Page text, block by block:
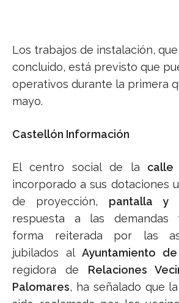
Los trabajos de instalación,
concluido, está previsto que
operativos durante la primera
mayo.
Castellón Información
El centro social de la calle
incorporado a sus dotaciones
de proyección, pantalla y
respuesta a las demandas
forma reiterada por las
jubilados al Ayuntamiento
regidora de Relaciones
Palomares, ha señalado que